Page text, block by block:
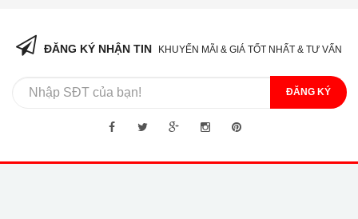
ĐĂNG KÝ NHẬN TIN KHUYẾN MÃI & GIÁ TỐT NHẤT & TƯ VẤN
ĐĂNG KÝ